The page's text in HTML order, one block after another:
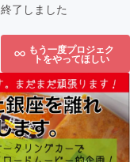
終了しました
もう一度プロジェク
トをやってほしい